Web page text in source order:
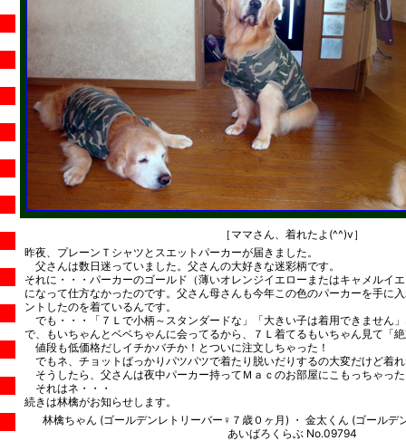
［ママさん、着れたよ(^^)v］
昨夜、プレーンＴシャツとスエットパーカーが届きました。
父さんは数日迷っていました。父さんの大好きな迷彩柄です。
それに・・・パーカーのゴールド（薄いオレンジイエローまたはキャメルイ
になって仕方なかったのです。父さん母さんも今年この色のパーカーを手に
ントしたのを着ているんです。
でも・・・「７Ｌで小柄～スタンダードな」「大きい子は着用できません
で、もいちゃんとベベちゃんに会ってるから、７Ｌ着てるもいちゃん見て「
値段も低価格だしイチかバチか！とついに注文しちゃった！
でもネ、チョットばっかりパツパツで着たり脱いだりするの大変だけど着
そうしたら、父さんは夜中パーカー持ってＭａｃのお部屋にこもっちゃっ
それはネ・・・
続きは林檎がお知らせします。
林檎ちゃん (ゴールデンレトリーバー♀７歳０ヶ月) ・ 金太くん (ゴールデ
あいばろくらぶ No.09794